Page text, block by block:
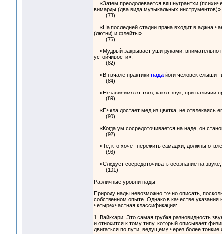
«Затем преодолевается вишнугрантхи
вимарды (два вида музыкальных инструментов)».
(73)
«На последней стадии прана входит в аджна
(лютни) и флейты».
(76)
«Мудрый закрывает уши руками, внимательно
устойчивости».
(82)
«В начале практики надайоги человек слышит
(84)
«Независимо от того, каков звук, при наличии
(89)
«Пчела достает мед из цветка, не отвлекаясь
(90)
«Когда ум сосредоточивается на наде, он
(92)
«Те, кто хочет пережить самадхи, должны
(93)
«Следует сосредоточивать осознание на
(101)
Различные уровни нады
Природу нады невозможно точно описать,
собственном опыте. Однако в качестве
четырехчастная классификация:
1. Вайкхари. Это самая грубая разновидность
и относится к тому типу, который описывает
двигаться по пути, ведущему через более тонкие